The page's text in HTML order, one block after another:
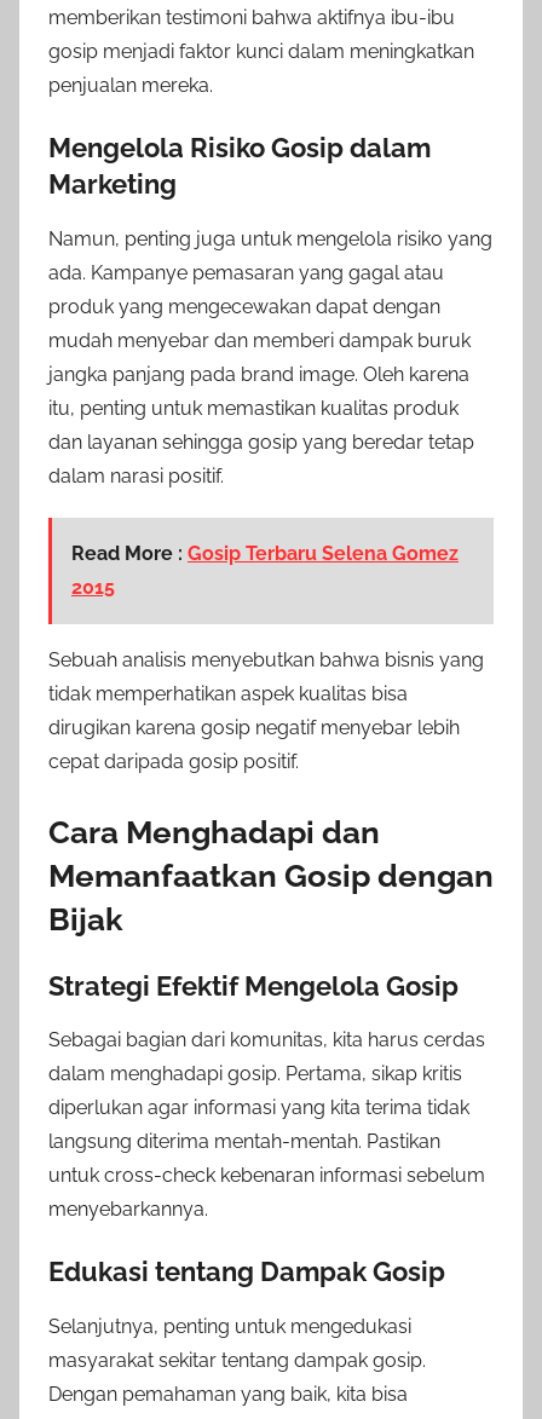
memberikan testimoni bahwa aktifnya ibu-ibu
gosip menjadi faktor kunci dalam meningkatkan
penjualan mereka.
Mengelola Risiko Gosip dalam
Marketing
Namun, penting juga untuk mengelola risiko yang
ada. Kampanye pemasaran yang gagal atau
produk yang mengecewakan dapat dengan
mudah menyebar dan memberi dampak buruk
jangka panjang pada brand image. Oleh karena
itu, penting untuk memastikan kualitas produk
dan layanan sehingga gosip yang beredar tetap
dalam narasi positif.
Read More : Gosip Terbaru Selena Gomez
2015
Sebuah analisis menyebutkan bahwa bisnis yang
tidak memperhatikan aspek kualitas bisa
dirugikan karena gosip negatif menyebar lebih
cepat daripada gosip positif.
Cara Menghadapi dan
Memanfaatkan Gosip dengan
Bijak
Strategi Efektif Mengelola Gosip
Sebagai bagian dari komunitas, kita harus cerdas
dalam menghadapi gosip. Pertama, sikap kritis
diperlukan agar informasi yang kita terima tidak
langsung diterima mentah-mentah. Pastikan
untuk cross-check kebenaran informasi sebelum
menyebarkannya.
Edukasi tentang Dampak Gosip
Selanjutnya, penting untuk mengedukasi
masyarakat sekitar tentang dampak gosip.
Dengan pemahaman yang baik, kita bisa